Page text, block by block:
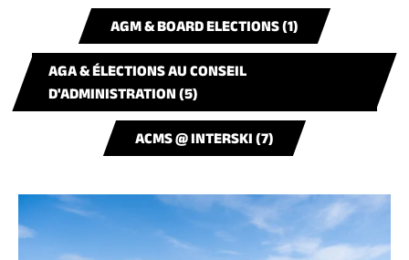
AGM & BOARD ELECTIONS (1)
AGA & ÉLECTIONS AU CONSEIL
D'ADMINISTRATION (5)
ACMS @ INTERSKI (7)